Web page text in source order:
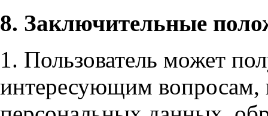
8. Заключительные
1. Пользователь может
интересующим вопросам,